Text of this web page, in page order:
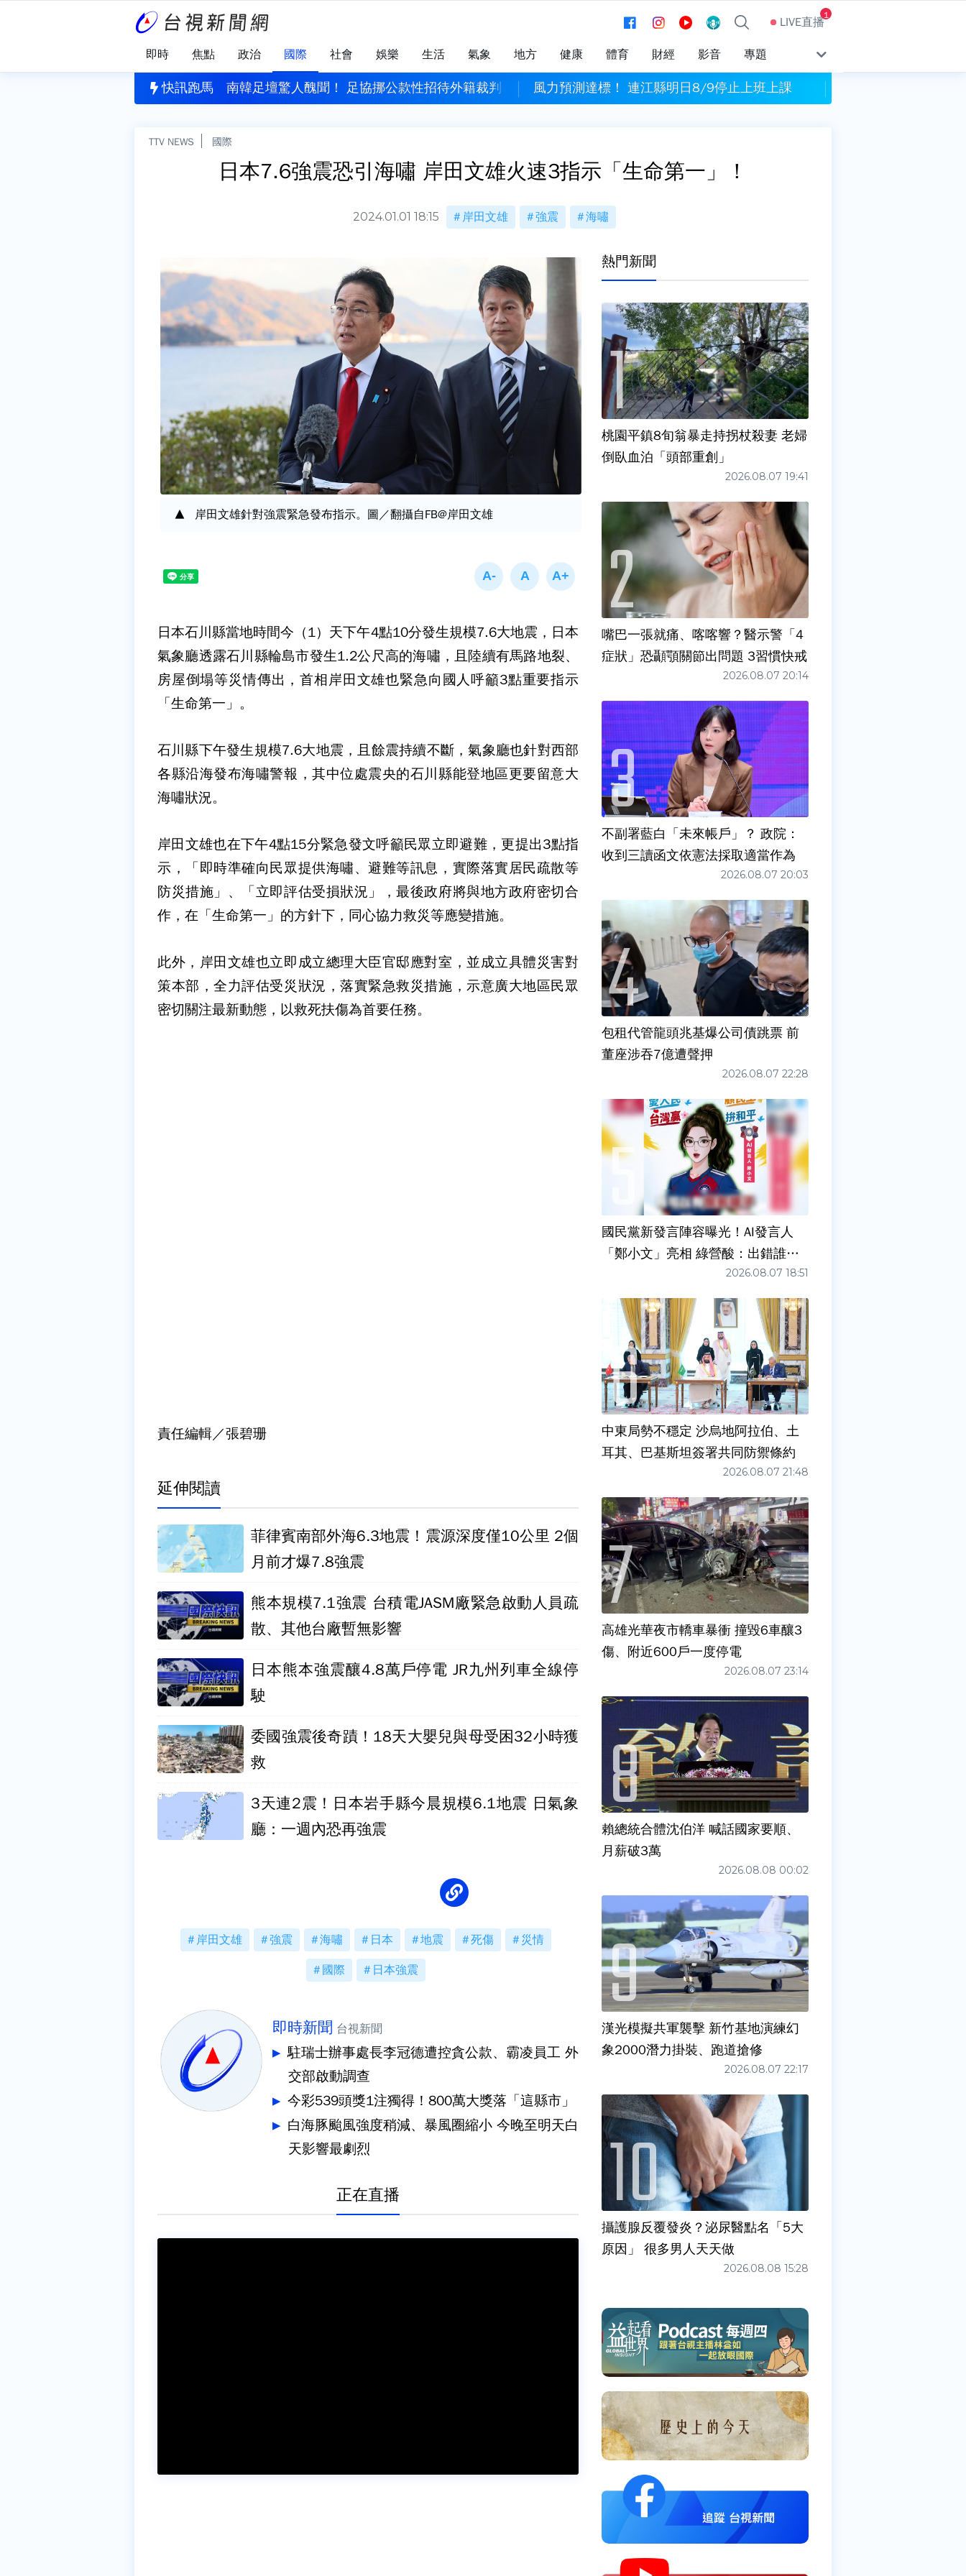
LIVE直播1
即時 焦點 政治 國際 社會 娛樂 生活 氣象 地方 健康 體育 財經 影音 專題
快訊跑馬
月...石崇良、姜至剛傳請辭？ 行政院澄清：並未討論南韓足壇驚人醜聞！ 足協挪公款性招待外籍裁判 風力預測達標！ 連江縣明日8/9停止上班上課
TTV NEWS 國際
日本7.6強震恐引海嘯 岸田文雄火速3指示「生命第一」！
2024.01.01 18:15 岸田文雄 強震 海嘯
岸田文雄針對強震緊急發布指示。圖／翻攝自FB@岸田文雄
日本石川縣當地時間今（1）天下午4點10分發生規模7.6大地震，日本
氣象廳透露石川縣輪島市發生1.2公尺高的海嘯，且陸續有馬路地裂、
房屋倒塌等災情傳出，首相岸田文雄也緊急向國人呼籲3點重要指示
「生命第一」。
石川縣下午發生規模7.6大地震，且餘震持續不斷，氣象廳也針對西部
各縣沿海發布海嘯警報，其中位處震央的石川縣能登地區更要留意大
海嘯狀況。
岸田文雄也在下午4點15分緊急發文呼籲民眾立即避難，更提出3點指
示，「即時準確向民眾提供海嘯、避難等訊息，實際落實居民疏散等
防災措施」、「立即評估受損狀況」，最後政府將與地方政府密切合
作，在「生命第一」的方針下，同心協力救災等應變措施。
此外，岸田文雄也立即成立總理大臣官邸應對室，並成立具體災害對
策本部，全力評估受災狀況，落實緊急救災措施，示意廣大地區民眾
密切關注最新動態，以救死扶傷為首要任務。
責任編輯／張碧珊
延伸閱讀
菲律賓南部外海6.3地震！震源深度僅10公里 2個
月前才爆7.8強震
熊本規模7.1強震 台積電JASM廠緊急啟動人員疏
散、其他台廠暫無影響
日本熊本強震釀4.8萬戶停電 JR九州列車全線停
駛
委國強震後奇蹟！18天大嬰兒與母受困32小時獲
救
3天連2震！日本岩手縣今晨規模6.1地震 日氣象
廳：一週內恐再強震
岸田文雄 強震 海嘯 日本 地震 死傷 災情
國際 日本強震
即時新聞 台視新聞
駐瑞士辦事處長李冠德遭控貪公款、霸凌員工 外
交部啟動調查
今彩539頭獎1注獨得！800萬大獎落「這縣市」
白海豚颱風強度稍減、暴風圈縮小 今晚至明天白
天影響最劇烈
正在直播
熱門新聞
桃園平鎮8旬翁暴走持拐杖殺妻 老婦
倒臥血泊「頭部重創」
2026.08.07 19:41
嘴巴一張就痛、喀喀響？醫示警「4
症狀」恐顳顎關節出問題 3習慣快戒
2026.08.07 20:14
不副署藍白「未來帳戶」？ 政院：
收到三讀函文依憲法採取適當作為
2026.08.07 20:03
包租代管龍頭兆基爆公司債跳票 前
董座涉吞7億遭聲押
2026.08.07 22:28
國民黨新發言陣容曝光！AI發言人
「鄭小文」亮相 綠營酸：出錯誰負
2026.08.07 18:51
中東局勢不穩定 沙烏地阿拉伯、土
耳其、巴基斯坦簽署共同防禦條約
2026.08.07 21:48
高雄光華夜市轎車暴衝 撞毀6車釀3
傷、附近600戶一度停電
2026.08.07 23:14
賴總統合體沈伯洋 喊話國家要順、
月薪破3萬
2026.08.08 00:02
漢光模擬共軍襲擊 新竹基地演練幻
象2000潛力掛裝、跑道搶修
2026.08.07 22:17
攝護腺反覆發炎？泌尿醫點名「5大
原因」 很多男人天天做
2026.08.08 15:28